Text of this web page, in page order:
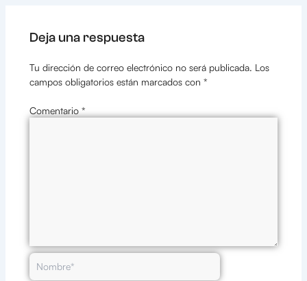
Deja una respuesta
Tu dirección de correo electrónico no será publicada. Los
campos obligatorios están marcados con *
Comentario *
Nombre*